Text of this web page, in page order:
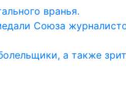
вранья.
Союза
а также